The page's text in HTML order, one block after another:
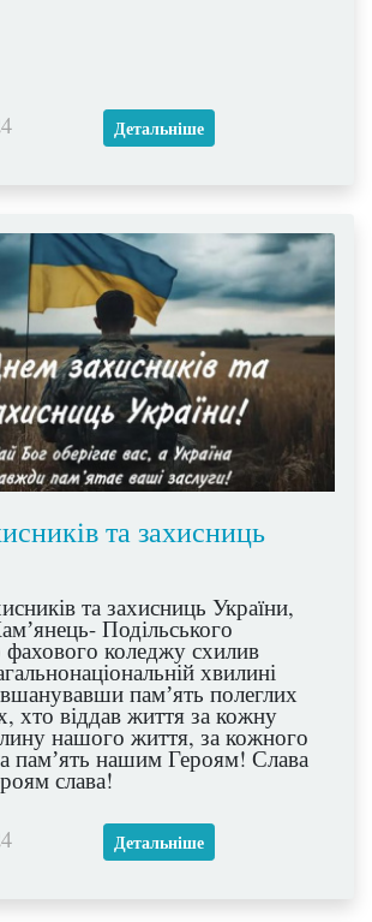
Детальніше
та захисниць
та захисниць України,
Подільського
коледжу схилив
хвилині
памʼять полеглих
хто віддав життя за кожну
нашого життя, за кожного
памʼять нашим Героям! Слава
слава!
Детальніше